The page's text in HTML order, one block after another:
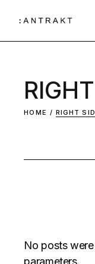
HOME RIGHT
No posts
parameters.